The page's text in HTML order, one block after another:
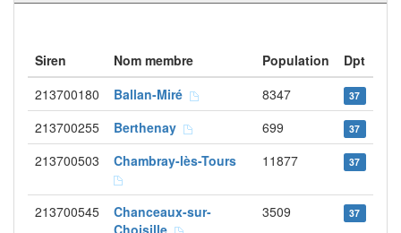
Siren Nom membre Population
Dpt
213700180
Ballan-Miré 8347 37
213700255 Berthenay 699 37
213700503 Chambray-lès-Tours 11877 37
213700545
Chanceaux-sur-
Choisille
3509 37